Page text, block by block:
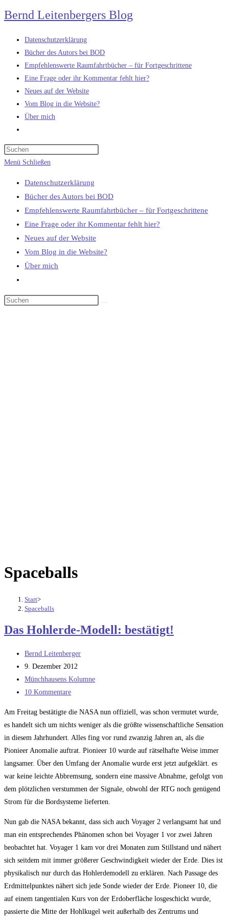
Zum
Inhalt
springen
Bernd Leitenbergers Blog
Datenschutzerklärung
Bücher des Autors bei BOD
Empfehlenswerte Raumfahrtbücher – für Fortgeschrittene
Eine Frage oder ihr Kommentar fehlt hier?
Neues auf der Website
Vom Blog in die Website?
Über mich
umschalten
Menü Schließen
Datenschutzerklärung
Bücher des Autors bei BOD
Empfehlenswerte Raumfahrtbücher – für Fortgeschrittene
Eine Frage oder ihr Kommentar fehlt hier?
Neues auf der Website
Vom Blog in die Website?
Über mich
umschalten
Spaceballs
Start>
Spaceballs
Das Hohlerde-Modell: bestätigt!
Beitrags-
Autor:
Bernd Leitenberger
Beitrag
veröffentlicht:
9. Dezember 2012
Beitrags-
Kategorie:
Münchhausens Kolumne
Beitrags-
10 Kommentare
Am Freitag bestätigte die NASA nun offiziell, was schon vermutet wurde,
es handelt sich um nichts weniger als die größte wissenschaftliche Sensation
in diesem Jahrhundert. Alles fing vor rund zwanzig Jahren an, als die
Pionieer Anomalie auftrat. Pionieer 10 wurde auf rätselhafte Weise immer
langsamer. Über den Umfang der Anomalie wurde erst jetzt aufgeklärt. es
war keine leichte Abbremsung, sondern eine massive Abnahme, gefolgt von
dem plötzlichen verstummen der Signale, obwohl der RTG noch genügend
Strom für die Bordsysteme lieferten.
Nun gab die NASA bekannt, dass sich auch Voyager 2 verlangsamt hat und
man ein entsprechendes Phänomen schon bei Voyager 1 vor zwei Jahren
beobachtet hat. Voyager 1 kam vor drei Monaten zum Stillstand und nähert
sich seitdem mit immer größerer Geschwindigkeit wieder der Erde. Dies ist
physikalisch nur durch das Hohlerdemodell zu erklären. Nach Passage des
Erdmittelpunktes nähert sich jede Sonde wieder der Erde. Pioneer 10, die
auf einem tangentialen Kurs von der Erdoberfläche losgeschickt wurde,
passierte die Mitte der Hohlkugel weit außerhalb des Zentrums und